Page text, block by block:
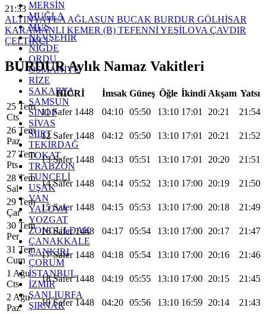
MERSİN
MUĞLA
MUŞ
NEVŞEHİR
NİĞDE
ORDU
OSMANİYE
RİZE
SAKARYA
SAMSUN
SİNOP
SİVAS
SİİRT
TEKİRDAĞ
TOKAT
TRABZON
TUNCELİ
UŞAK
VAN
YALOVA
YOZGAT
ZONGULDAK
ÇANAKKALE
ÇANKIRI
ÇORUM
İSTANBUL
İZMİR
ŞANLIURFA
ŞIRNAK
21:33
ALTINYAYLA AĞLASUN BUCAK BURDUR GÖLHİSAR
KARAMANLI KEMER (B) TEFENNİYEŞİLOVA ÇAVDIR
ÇELTİKCİ
BURDUR Aylık Namaz Vakitleri
HİCRİ İmsak Güneş Öğle İkindi Akşam Yatsı
25 Tem
Cts
11 Safer 1448 04:10 05:50 13:10 17:01 20:21
21:54
26 Tem
Paz
12 Safer 1448 04:12 05:50 13:10 17:01 20:21
21:52
27 Tem
Pts
13 Safer 1448 04:13 05:51 13:10 17:01 20:20
21:51
28 Tem
Sal
14 Safer 1448 04:14 05:52 13:10 17:00 20:19
21:50
29 Tem
Çar
15 Safer 1448 04:15 05:53 13:10 17:00 20:18
21:49
30 Tem
Per
16 Safer 1448 04:17 05:54 13:10 17:00 20:17
21:47
31 Tem
Cum
17 Safer 1448 04:18 05:54 13:10 17:00 20:16
21:46
1 Ağu
Cts
18 Safer 1448 04:19 05:55 13:10 17:00 20:15
21:45
2 Ağu
Paz
19 Safer 1448 04:20 05:56 13:10 16:59 20:14
21:43